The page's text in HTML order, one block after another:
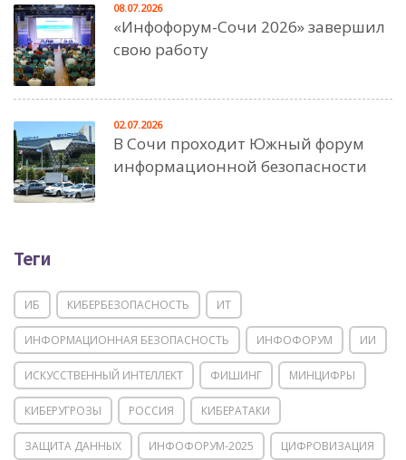
«Инфофорум-Сочи 2026» завершил
свою работу
08.07.2026
В Сочи проходит Южный форум
информационной безопасности
02.07.2026
Теги
ИБ КИБЕРБЕЗОПАСНОСТЬ ИТ
ИНФОРМАЦИОННАЯ БЕЗОПАСНОСТЬ ИНФОФОРУМ ИИ
ИСКУССТВЕННЫЙ ИНТЕЛЛЕКТ ФИШИНГ МИНЦИФРЫ
КИБЕРУГРОЗЫ РОССИЯ КИБЕРАТАКИ
ЗАЩИТА ДАННЫХ ИНФОФОРУМ-2025 ЦИФРОВИЗАЦИЯ